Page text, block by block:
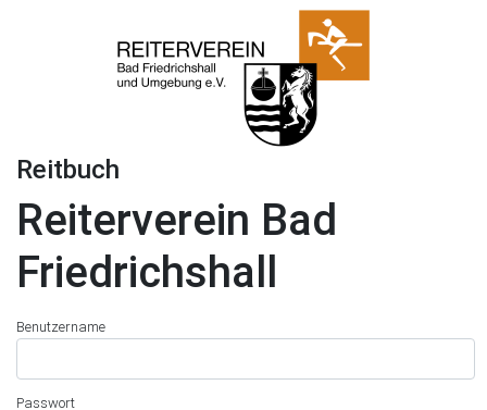
Reitbuch
Reiterverein Bad
Friedrichshall
Benutzername
Passwort